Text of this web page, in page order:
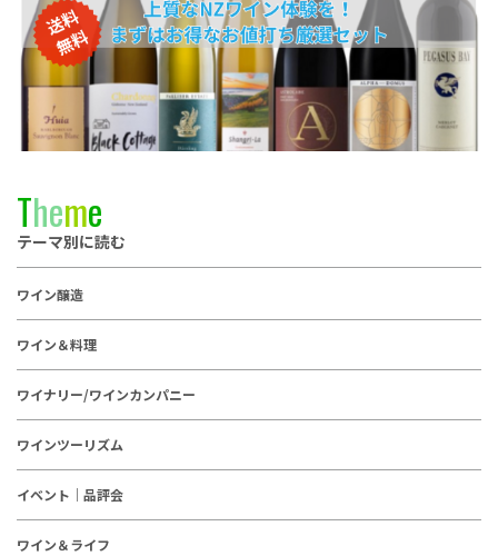
Theme
テーマ別に読む
ワイン醸造
ワイン＆料理
ワイナリー/ワインカンパニー
ワインツーリズム
イベント｜品評会
ワイン＆ライフ